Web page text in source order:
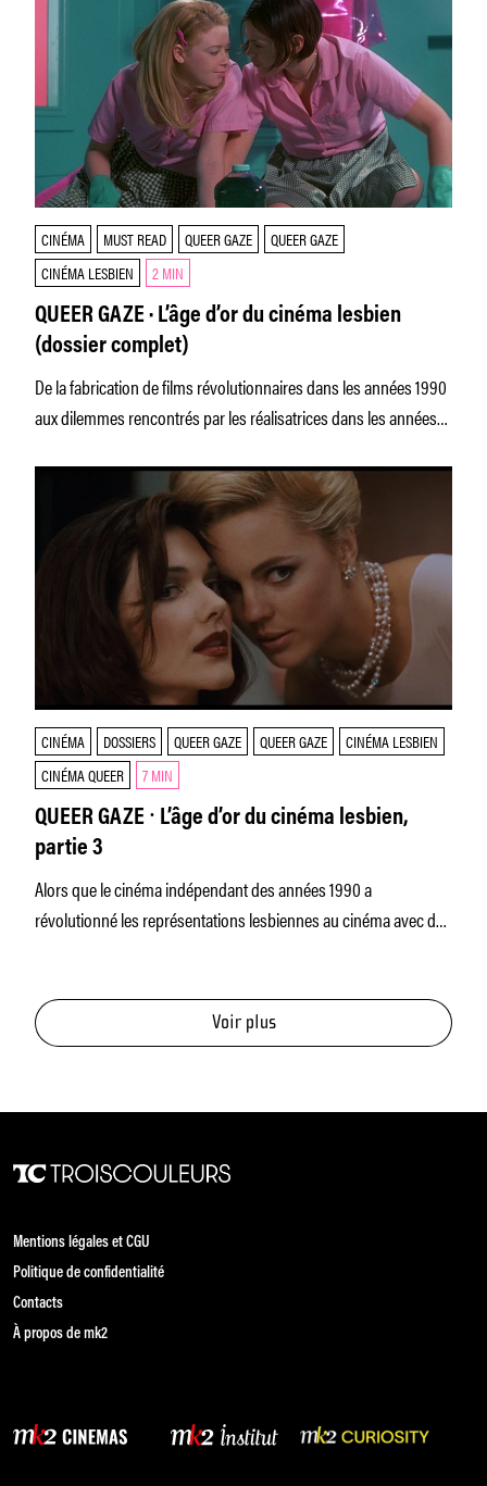
CINÉMA MUST READ QUEER GAZE
QUEER GAZE
CINÉMA LESBIEN
2 MIN
QUEER GAZE · L’âge d’or du cinéma lesbien
(dossier complet)
De la fabrication de films révolutionnaires dans les années 1990
aux dilemmes rencontrés par les réalisatrices dans les années
CINÉMA DOSSIERS QUEER GAZE QUEER GAZE
CINÉMA LESBIEN
CINÉMA QUEER
7 MIN
QUEER GAZE ⸱ L’âge d’or du cinéma lesbien,
partie 3
Alors que le cinéma indépendant des années 1990 a
révolutionné les représentations lesbiennes au cinéma avec des
Voir plus
Mentions légales et CGU
Politique de confidentialité
Contacts
À propos de mk2